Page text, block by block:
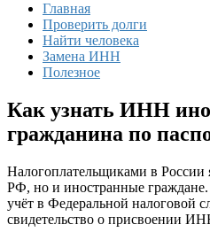
Главная
Проверить долги
Найти человека
Замена ИНН
Полезное
Как узнать ИНН
гражданина по
Налогоплательщиками в России
РФ, но и иностранные
учёт в Федеральной налоговой
свидетельство о присвоении